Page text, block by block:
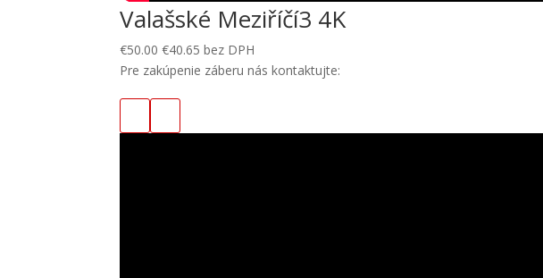
Valašské Meziříčí3 4K
€50.00 €40.65 bez DPH
Pre zakúpenie záberu nás kontaktujte: